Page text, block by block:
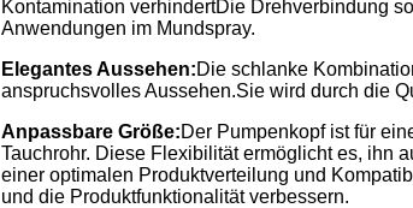
Kontamination verhindertDie Drehverbindung
Anwendungen im Mundspray.
Elegantes Aussehen:Die schlanke
anspruchsvolles Aussehen.Sie wird durch die
Anpassbare Größe:Der Pumpenkopf ist für
Tauchrohr. Diese Flexibilität ermöglicht es, ihn
einer optimalen Produktverteilung und
und die Produktfunktionalität verbessern.